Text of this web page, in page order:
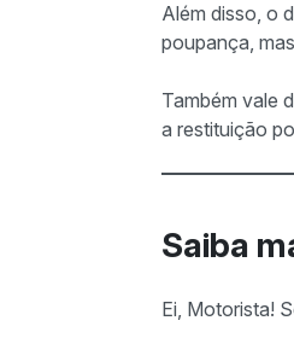
Além disso, o
poupança,
Também vale
a restituição
Saiba
Ei, Motorista!